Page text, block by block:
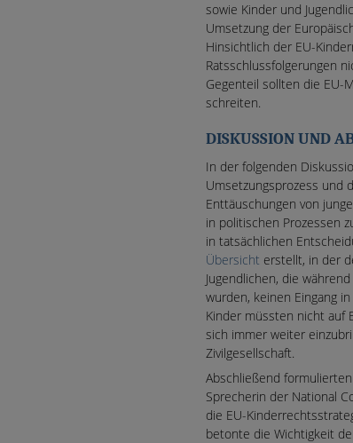
sowie Kinder und
Umsetzung der
Hinsichtlich der EU-
Ratsschlussfolgerungen
Gegenteil sollten die EU-
schreiten.
DISKUSSION UND
In der folgenden
Umsetzungsprozess und
Enttäuschungen von
in politischen Prozessen
in tatsächlichen
Übersicht erstellt, in der
Jugendlichen, die
wurden, keinen Eingang
Kinder müssten nicht auf
sich immer weiter
Zivilgesellschaft.
Abschließend
Sprecherin der National
die EU-
betonte die Wichtigkeit